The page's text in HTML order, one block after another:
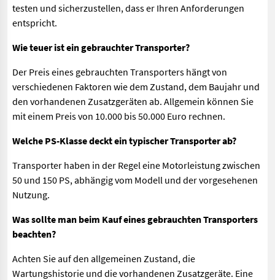
testen und sicherzustellen, dass er Ihren Anforderungen
entspricht.
Wie teuer ist ein gebrauchter Transporter?
Der Preis eines gebrauchten Transporters hängt von
verschiedenen Faktoren wie dem Zustand, dem Baujahr und
den vorhandenen Zusatzgeräten ab. Allgemein können Sie
mit einem Preis von 10.000 bis 50.000 Euro rechnen.
Welche PS-Klasse deckt ein typischer Transporter ab?
Transporter haben in der Regel eine Motorleistung zwischen
50 und 150 PS, abhängig vom Modell und der vorgesehenen
Nutzung.
Was sollte man beim Kauf eines gebrauchten Transporters
beachten?
Achten Sie auf den allgemeinen Zustand, die
Wartungshistorie und die vorhandenen Zusatzgeräte. Eine